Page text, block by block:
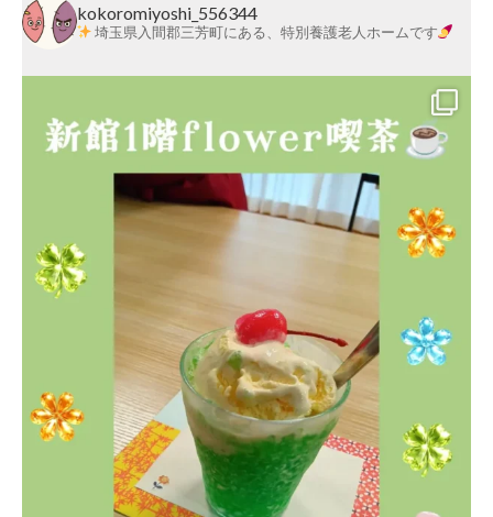
kokoromiyoshi_556344
埼玉県入間郡三芳町にある、特別養護老人ホームです